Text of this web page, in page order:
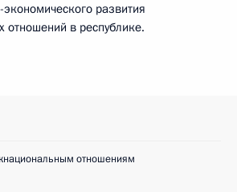
развития
в республике.
отношениям